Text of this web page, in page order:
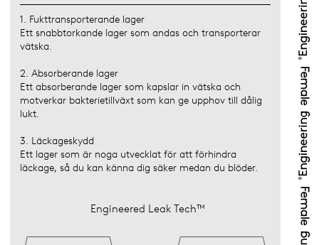
1. Fukttransporterande lager
Ett snabbtorkande lager som andas och transporterar
vätska.
2. Absorberande lager
Ett absorberande lager som kapslar in vätska och
motverkar bakterietillväxt som kan ge upphov till dålig
lukt.
3. Läckageskydd
Ett lager som är noga utvecklat för att förhindra
läckage, så du kan känna dig säker medan du blöder.
Engineered Leak Tech™